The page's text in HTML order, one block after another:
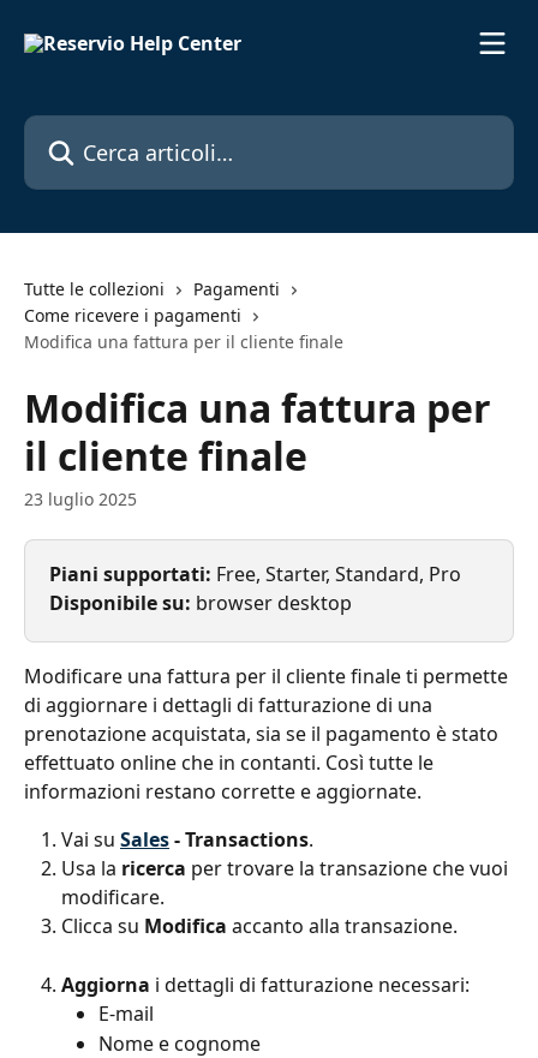
Cerca articoli…
Tutte le collezioni
Pagamenti
Come ricevere i pagamenti
Modifica una fattura per il cliente finale
Modifica una fattura per
il cliente finale
23 luglio 2025
Piani supportati: Free, Starter, Standard, Pro
Disponibile su: browser desktop
Modificare una fattura per il cliente finale ti permette
di aggiornare i dettagli di fatturazione di una
prenotazione acquistata, sia se il pagamento è stato
effettuato online che in contanti. Così tutte le
informazioni restano corrette e aggiornate.
Vai su Sales - Transactions.
Usa la ricerca per trovare la transazione che vuoi
modificare.
Clicca su Modifica accanto alla transazione.
Aggiorna i dettagli di fatturazione necessari:
E-mail
Nome e cognome